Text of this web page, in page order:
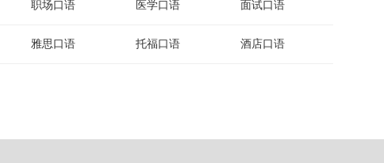
职场口语 医学口语 面试口语
雅思口语 托福口语 酒店口语